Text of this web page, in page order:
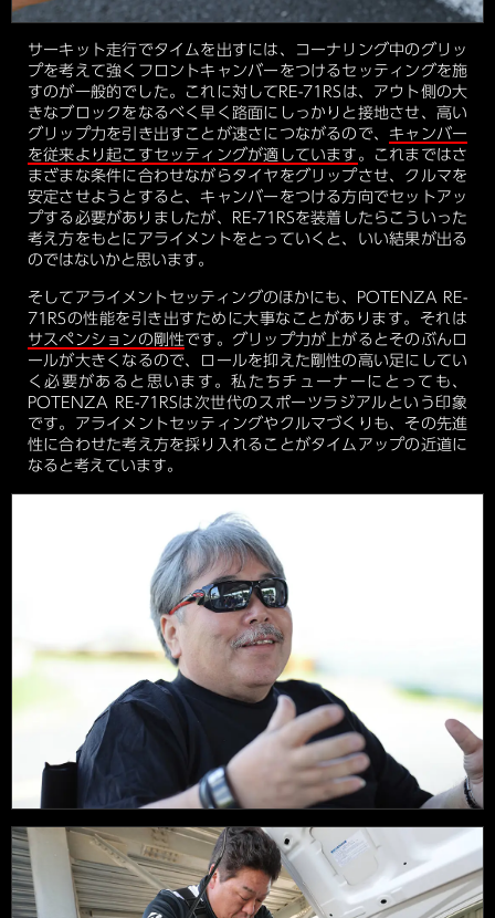
サーキット走行でタイムを出すには、コーナリング中のグリッ
プを考えて強くフロントキャンバーをつけるセッティングを施
すのが一般的でした。これに対してRE-71RSは、アウト側の大
きなブロックをなるべく早く路面にしっかりと接地させ、高い
グリップ力を引き出すことが速さにつながるので、 キャンバー
を従来より起こすセッティングが適しています 。これまではさ
まざまな条件に合わせながらタイヤをグリップさせ、クルマを
安定させようとすると、キャンバーをつける方向でセットアッ
プする必要がありましたが、RE-71RSを装着したらこういった
考え方をもとにアライメントをとっていくと、いい結果が出る
のではないかと思います。
そしてアライメントセッティングのほかにも、POTENZA RE-
71RSの性能を引き出すために大事なことがあります。それは
サスペンションの剛性です。グリップ力が上がるとそのぶんロ
ールが大きくなるので、ロールを抑えた剛性の高い足にしてい
く必要があると思います。私たちチューナーにとっても、
POTENZA RE-71RSは次世代のスポーツラジアルという印象
です。アライメントセッティングやクルマづくりも、その先進
性に合わせた考え方を採り入れることがタイムアップの近道に
なると考えています。